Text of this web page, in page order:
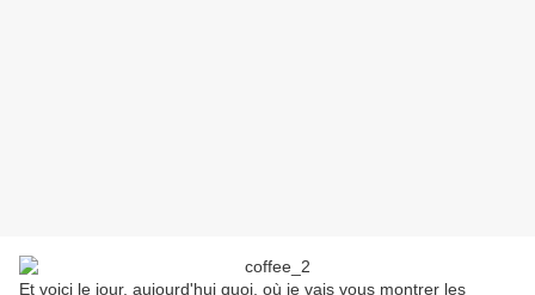
Et voici le jour, aujourd'hui quoi, où je vais vous montrer les